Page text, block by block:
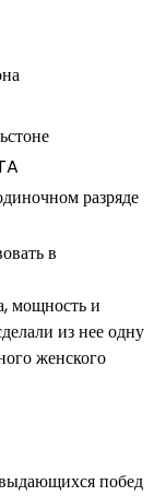
разряде
в
мощность и
из нее одну
женского
побед